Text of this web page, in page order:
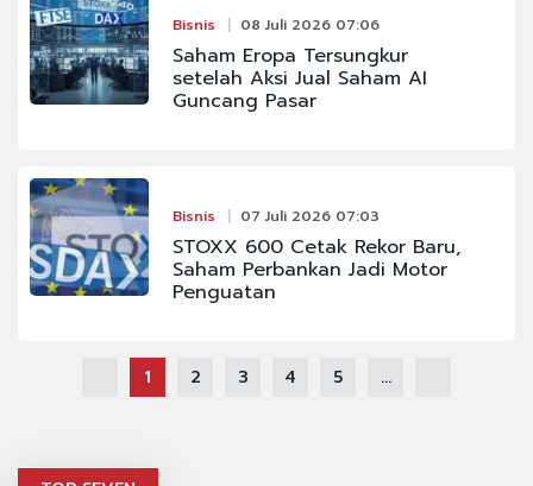
Bisnis 08 Juli 2026 07:06
Saham Eropa Tersungkur
setelah Aksi Jual Saham AI
Guncang Pasar
Bisnis 07 Juli 2026 07:03
STOXX 600 Cetak Rekor Baru,
Saham Perbankan Jadi Motor
Penguatan
1 2 3 4 5 ...